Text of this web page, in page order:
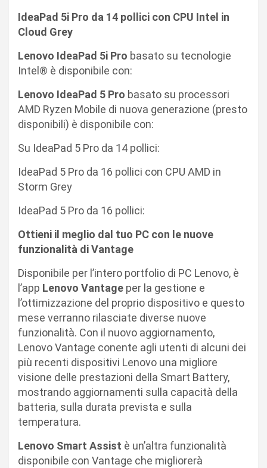
IdeaPad 5i Pro da 14 pollici con CPU Intel in
Cloud Grey
Lenovo IdeaPad 5i Pro basato su tecnologie
Intel® è disponibile con:
Lenovo IdeaPad 5 Pro basato su processori
AMD Ryzen Mobile di nuova generazione (presto
disponibili) è disponibile con:
Su IdeaPad 5 Pro da 14 pollici:
IdeaPad 5 Pro da 16 pollici con CPU AMD in
Storm Grey
IdeaPad 5 Pro da 16 pollici:
Ottieni il meglio dal tuo PC con le nuove
funzionalità di Vantage
Disponibile per l’intero portfolio di PC Lenovo, è
l’app Lenovo Vantage per la gestione e
l’ottimizzazione del proprio dispositivo e questo
mese verranno rilasciate diverse nuove
funzionalità. Con il nuovo aggiornamento,
Lenovo Vantage conente agli utenti di alcuni dei
più recenti dispositivi Lenovo una migliore
visione delle prestazioni della Smart Battery,
mostrando aggiornamenti sulla capacità della
batteria, sulla durata prevista e sulla
temperatura.
Lenovo Smart Assist è un’altra funzionalità
disponibile con Vantage che migliorerà